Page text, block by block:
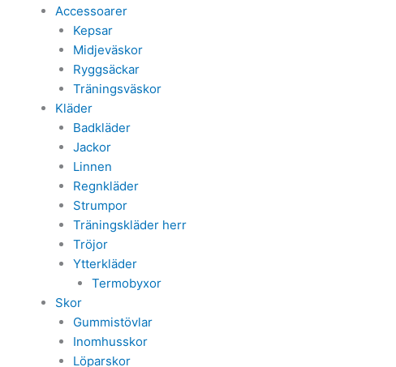
Accessoarer
Kepsar
Midjeväskor
Ryggsäckar
Träningsväskor
Kläder
Badkläder
Jackor
Linnen
Regnkläder
Strumpor
Träningskläder herr
Tröjor
Ytterkläder
Termobyxor
Skor
Gummistövlar
Inomhusskor
Löparskor